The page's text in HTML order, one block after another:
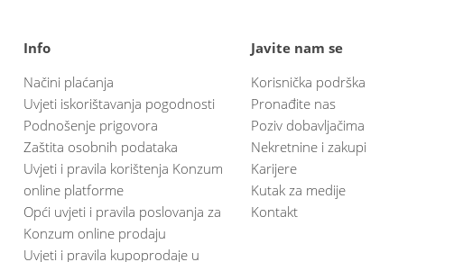
Info
Načini plaćanja
Uvjeti iskorištavanja pogodnosti
Podnošenje prigovora
Zaštita osobnih podataka
Uvjeti i pravila korištenja Konzum
online platforme
Opći uvjeti i pravila poslovanja za
Konzum online prodaju
Uvjeti i pravila kupoprodaje u
Javite nam se
Korisnička podrška
Pronađite nas
Poziv dobavljačima
Nekretnine i zakupi
Karijere
Kutak za medije
Kontakt